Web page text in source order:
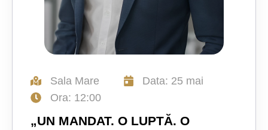
Sala Mare
Data: 25 mai
Ora: 12:00
„UN MANDAT. O LUPTĂ. O